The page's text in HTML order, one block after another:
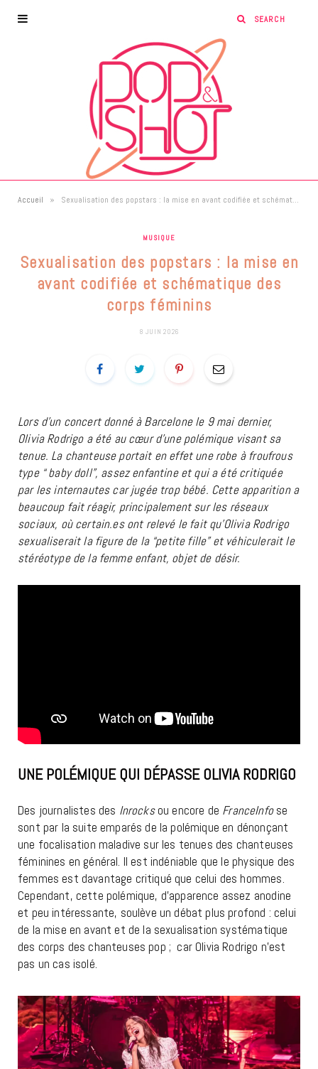
Accueil » Sexualisation des popstars : la mise en avant codifiée et schématique des corps féminins
MUSIQUE
Sexualisation des popstars : la mise en
avant codifiée et schématique des
corps féminins
8 JUIN 2026
Lors d’un concert donné à Barcelone le 9 mai dernier,
Olivia Rodrigo a été au cœur d’une polémique visant sa
tenue. La chanteuse portait en effet une robe à froufrous
type “ baby doll”, assez enfantine et qui a été critiquée
par les internautes car jugée trop bébé. Cette apparition a
beaucoup fait réagir, principalement sur les réseaux
sociaux, où certain.es ont relevé le fait qu’Olivia Rodrigo
sexualiserait la figure de la “petite fille” et véhiculerait le
stéréotype de la femme enfant, objet de désir.
UNE POLÉMIQUE QUI DÉPASSE OLIVIA RODRIGO
Des journalistes des Inrocksou encore de FranceInfose
sont par la suite emparés de la polémique en dénonçant
une focalisation maladive sur les tenues des chanteuses
féminines en général. Il est indéniable que le physique des
femmes est davantage critiqué que celui des hommes.
Cependant, cette polémique, d’apparence assez anodine
et peu intéressante, soulève un débat plus profond : celui
de la mise en avant et de la sexualisation systématique
des corps des chanteuses pop ; car Olivia Rodrigo n’est
pas un cas isolé.